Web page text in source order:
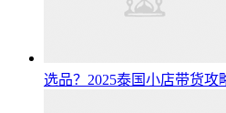
选品？2025泰国小店带货攻